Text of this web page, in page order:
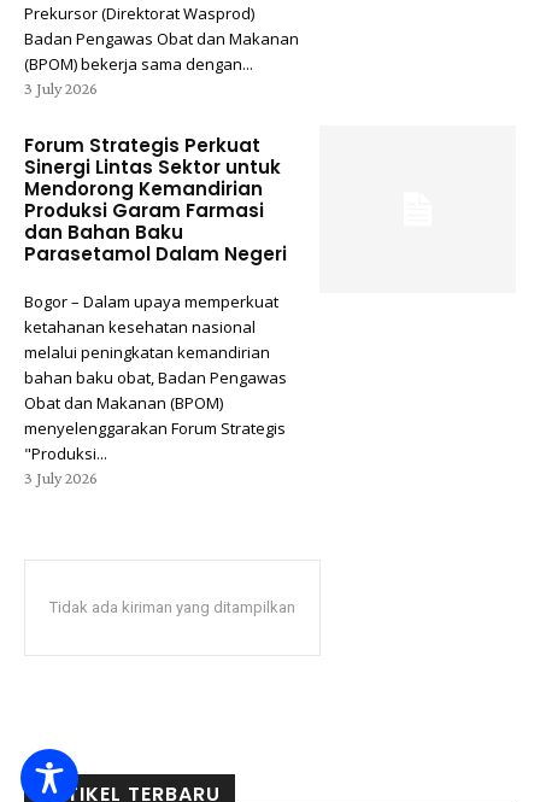
Prekursor (Direktorat Wasprod)
Badan Pengawas Obat dan Makanan
(BPOM) bekerja sama dengan...
3 July 2026
Forum Strategis Perkuat
Sinergi Lintas Sektor untuk
Mendorong Kemandirian
Produksi Garam Farmasi
dan Bahan Baku
Parasetamol Dalam Negeri
Bogor – Dalam upaya memperkuat
ketahanan kesehatan nasional
melalui peningkatan kemandirian
bahan baku obat, Badan Pengawas
Obat dan Makanan (BPOM)
menyelenggarakan Forum Strategis
"Produksi...
3 July 2026
Tidak ada kiriman yang ditampilkan
ARTIKEL TERBARU